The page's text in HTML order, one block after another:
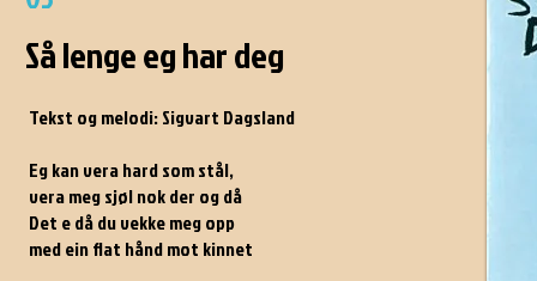
Så lenge eg har deg
Tekst og melodi: Sigvart Dagsland
Eg kan vera hard som stål,
vera meg sjøl nok der og då
Det e då du vekke meg opp
med ein flat hånd mot kinnet